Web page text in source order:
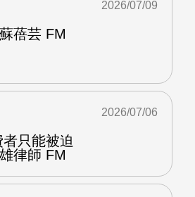
蓓芸 FM
2026/07/09
只能被迫
律師 FM
2026/07/06